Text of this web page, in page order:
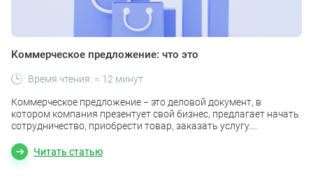
Коммерческое предложение: что это
Коммерческое предложение − это деловой документ, в
котором компания презентует свой бизнес, предлагает начать
сотрудничество, приобрести товар, заказать услугу....
Читать статью
Время чтения: ≈ 12 минут